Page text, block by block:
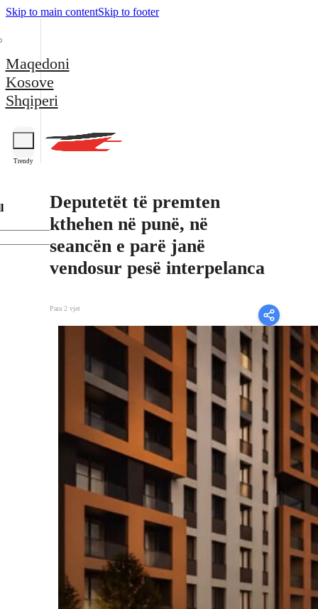
Skip to main contentSkip to footer
Maqedoni
Kosove
Shqiperi
Trendy
Deputetët të premten
kthehen në punë, në
seancën e parë janë
vendosur pesë interpelanca
Para 2 vjet